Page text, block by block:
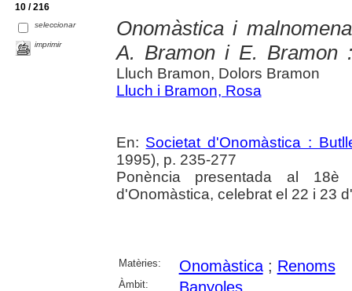
10 / 216
seleccionar
imprimir
Onomàstica i
A. Bramon i E. Bramon
Lluch Bramon, Dolors Bramon
Lluch i Bramon, Rosa
En: Societat d'Onomàstica :
1995), p. 235-277
Ponència presentada al
d'Onomàstica, celebrat el 22 i 23
Matèries: Onomàstica; Renoms
Àmbit: Banyoles